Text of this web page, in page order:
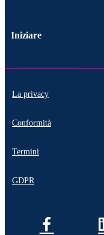
Iniziare
La privacy
Conformità
Termini
GDPR